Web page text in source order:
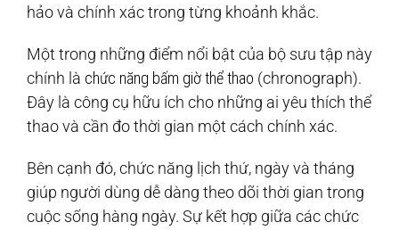
hảo và chính xác trong từng khoảnh khắc.
Một trong những điểm nổi bật của bộ sưu tập này
chính là chức năng bấm giờ thể thao (chronograph).
Đây là công cụ hữu ích cho những ai yêu thích thể
thao và cần đo thời gian một cách chính xác.
Bên cạnh đó, chức năng lịch thứ, ngày và tháng
giúp người dùng dễ dàng theo dõi thời gian trong
cuộc sống hàng ngày. Sự kết hợp giữa các chức